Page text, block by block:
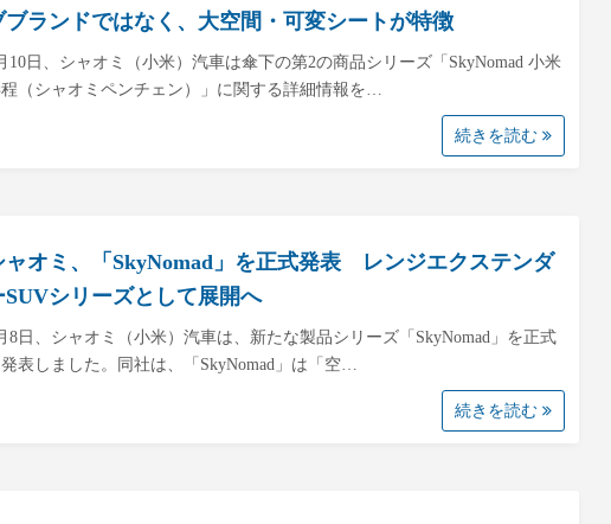
ブランドではなく、大空間・可変シートが特徴
10日、シャオミ（小米）汽車は傘下の第2の商品シリーズ「SkyNomad 小米
（シャオミペンチェン）」に関する詳細情報を…
続きを読む
ャオミ、「SkyNomad」を正式発表 レンジエクステンダ
SUVシリーズとして展開へ
8日、シャオミ（小米）汽車は、新たな製品シリーズ「SkyNomad」を正式
表しました。同社は、「SkyNomad」は「空…
続きを読む